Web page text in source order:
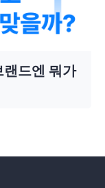
드엔 뭐가